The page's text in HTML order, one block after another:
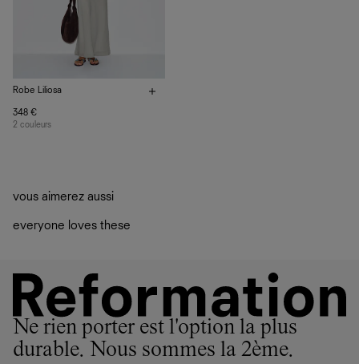
Robe Liliosa
348 €
2 couleurs
vous aimerez aussi
everyone loves these
Ne rien porter est l'option la plus
durable. Nous sommes la 2ème.